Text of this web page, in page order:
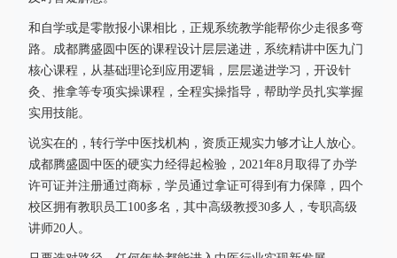
和自学或是零散报小课相比，正规系统教学能帮你少走很多弯
路。成都腾盛圆中医的课程设计层层递进，系统精讲中医九门
核心课程，从基础理论到应用逻辑，层层递进学习，开设针
灸、推拿等专项实操课程，全程实操指导，帮助学员扎实掌握
实用技能。
说实在的，转行学中医找机构，资质正规实力够才让人放心。
成都腾盛圆中医的硬实力经得起检验，2021年8月取得了办学
许可证并注册通过商标，学员通过拿证可得到有力保障，四个
校区拥有教职员工100多名，其中高级教授30多人，专职高级
讲师20人。